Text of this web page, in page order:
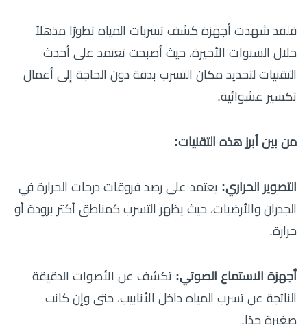
فلقد شهدت أجهزة كشف تسربات المياه تطورًا مذهلاً
خلال السنوات الأخيرة، حيث أصبحت تعتمد على أحدث
التقنيات لتحديد مكان التسرب بدقة دون الحاجة إلى أعمال
تكسير عشوائية.
من بين أبرز هذه التقنيات:
التصوير الحراري: يعتمد على رصد فروقات درجات الحرارة في
الجدران والأرضيات، حيث يظهر التسرب كمناطق أكثر برودة أو
حرارة.
أجهزة الاستماع الصوتي: تكشف عن الأصوات الدقيقة
الناتجة عن تسرب المياه داخل الأنابيب، حتى وإن كانت
صغيرة جدًا.